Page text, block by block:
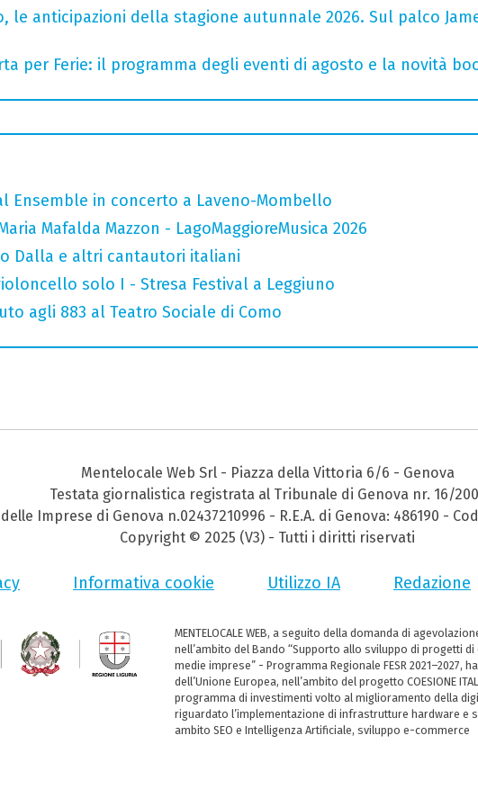
le anticipazioni della stagione autunnale 2026. Sul palco
per Ferie: il programma degli eventi di agosto e la novità
Ensemble in concerto a Laveno-Mombello
Mafalda Mazzon - LagoMaggioreMusica 2026
Dalla e altri cantautori italiani
solo I - Stresa Festival a Leggiuno
agli 883 al Teatro Sociale di Como
Mentelocale Web Srl - Piazza della Vittoria 6/6 - Genova
Testata giornalistica registrata al Tribunale di Genova nr. 16/
Imprese di Genova n.02437210996 - R.E.A. di Genova: 486190 -
Copyright © 2025 (V3) - Tutti i diritti riservati
Informativa cookie Utilizzo IA Redazione
MENTELOCALE WEB, a seguito della domanda di
nell’ambito del Bando “Supporto allo sviluppo di progetti
medie imprese” - Programma Regionale FESR 2021–2027,
dell’Unione Europea, nell’ambito del progetto COESIONE
programma di investimenti volto al miglioramento della
riguardato l’implementazione di infrastrutture hardware e
ambito SEO e Intelligenza Artificiale, sviluppo e-commerce